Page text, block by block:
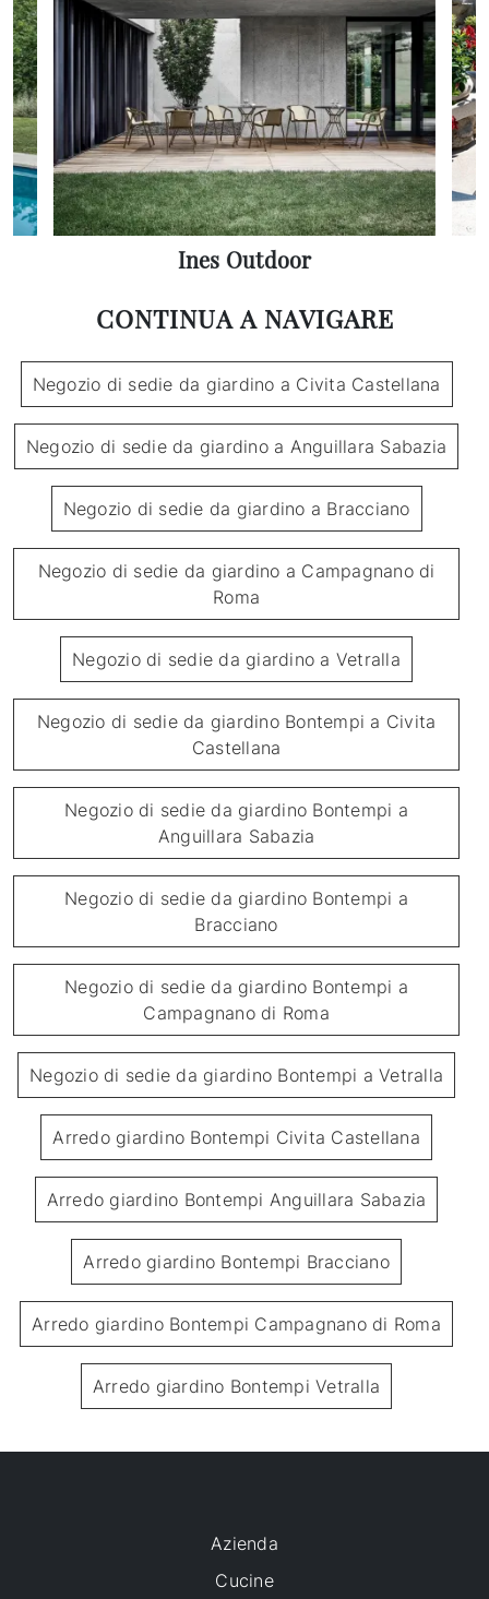
Ines Outdoor
CONTINUA A NAVIGARE
Negozio di sedie da giardino a Civita Castellana
Negozio di sedie da giardino a Anguillara Sabazia
Negozio di sedie da giardino a Bracciano
Negozio di sedie da giardino a Campagnano di
Roma
Negozio di sedie da giardino a Vetralla
Negozio di sedie da giardino Bontempi a Civita
Castellana
Negozio di sedie da giardino Bontempi a
Anguillara Sabazia
Negozio di sedie da giardino Bontempi a
Bracciano
Negozio di sedie da giardino Bontempi a
Campagnano di Roma
Negozio di sedie da giardino Bontempi a Vetralla
Arredo giardino Bontempi Civita Castellana
Arredo giardino Bontempi Anguillara Sabazia
Arredo giardino Bontempi Bracciano
Arredo giardino Bontempi Campagnano di Roma
Arredo giardino Bontempi Vetralla
Azienda
Cucine